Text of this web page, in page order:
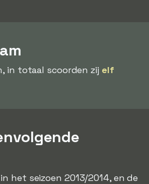
in totaal scoorden zij elf
in het seizoen 2013/2014, en de